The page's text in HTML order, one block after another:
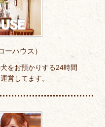
ーハウス）
をお預かりする24時間
営してます。